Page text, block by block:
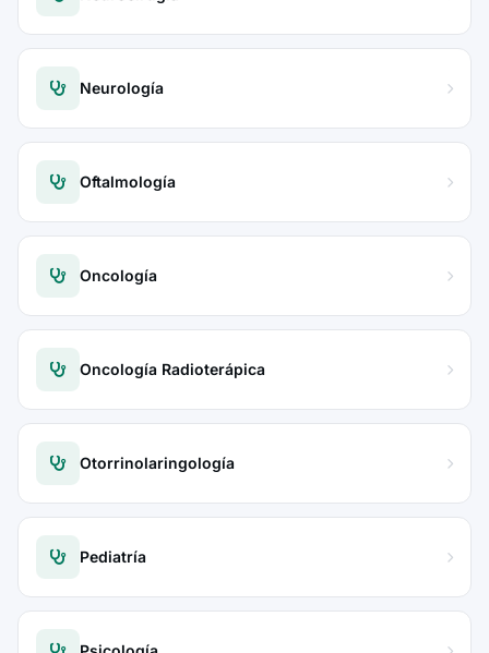
Neurología
Oftalmología
Oncología
Oncología Radioterápica
Otorrinolaringología
Pediatría